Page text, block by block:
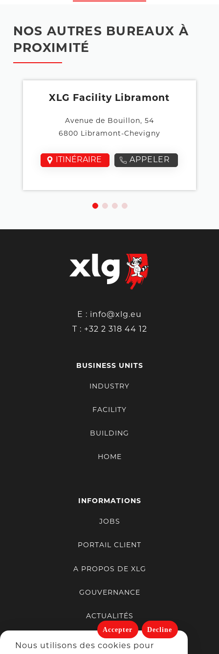
Nous utilisons des cookies pour
Accepter Decline
NOS AUTRES BUREAUX À
PROXIMITÉ
XLG Facility Libramont
Avenue de Bouillon, 54
6800 Libramont-Chevigny
ITINÉRAIRE APPELER
E : info@xlg.eu
T : +32 2 318 44 12
BUSINESS UNITS
INDUSTRY
FACILITY
BUILDING
HOME
INFORMATIONS
JOBS
PORTAIL CLIENT
A PROPOS DE XLG
GOUVERNANCE
ACTUALITÉS
PORTFOLIO